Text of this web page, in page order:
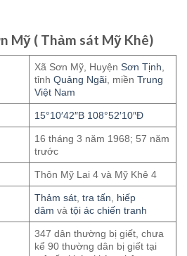
Mỹ ( Thảm sát Mỹ Khê)
Xã Sơn Mỹ, HuyệnSơn Tịnh,
tỉnhQuảng Ngãi, miềnTrung
Việt Nam
15°10′42″B 108°52′10″Đ
16 tháng 3 năm 1968; 57 năm
trước
Thôn Mỹ Lai 4 và Mỹ Khê 4
Thảm sát,tra tấn, hiếp
dâm vàtội ác chiến tranh
347 dân thường bị giết, chưa
kể 90 thường dân bị giết tại